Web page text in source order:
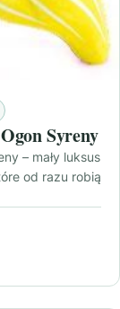
Syreny
– mały luksus
od razu robią